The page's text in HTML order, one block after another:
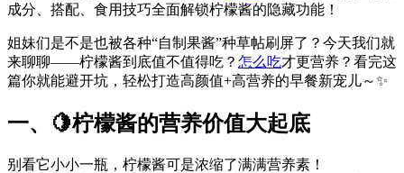
成分、搭配、食用技巧全面解锁柠檬酱的隐藏功能！
姐妹们是不是也被各种“自制果酱”种草帖刷屏了？今天我们就
来聊聊——柠檬酱到底值不值得吃？ 怎么吃才更营养？看完这
篇你就能避开坑，轻松打造高颜值+高营养的早餐新宠儿～✨
一、🍋柠檬酱的营养价值大起底
别看它小小一瓶，柠檬酱可是浓缩了满满营养素！